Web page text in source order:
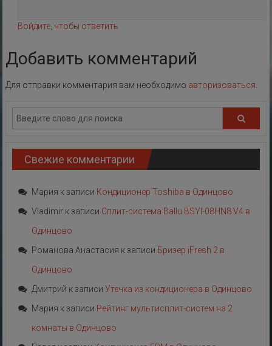
Войдите, чтобы ответить
Добавить комментарий
Для отправки комментария вам необходимо авторизоваться
Свежие комментарии
Мария к записи Кондиционер Toshiba в Одинцово
Vladimirк записи Сплит-система Ballu BSYI-08HN8 V4 в
Одинцово
Романова Анастасия к записи Бризер iFresh 2 в
Одинцово
Дмитрий к записи Утечка из кондиционера в Одинцово
Мария к записи Рейтинг мультисплит-систем на 2
комнаты в Одинцово